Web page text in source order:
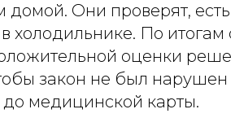
Они проверят,
холодильнике. По
оценки
закон не был
до медицинской карты.